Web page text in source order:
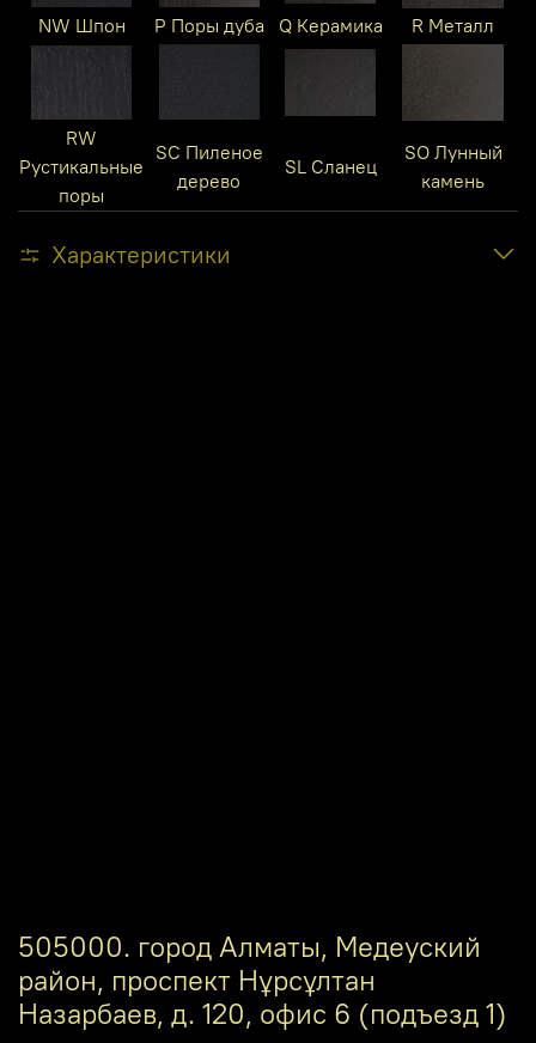
NW Шпон P Поры дуба Q Керамика R Металл
RW
Рустикальные
поры
SC Пиленое
дерево
SL Сланец
SO Лунный
камень
Характеристики
505000. город Алматы, Медеуский
район, проспект Нұрсұлтан
Назарбаев, д. 120, офис 6 (подъезд 1)